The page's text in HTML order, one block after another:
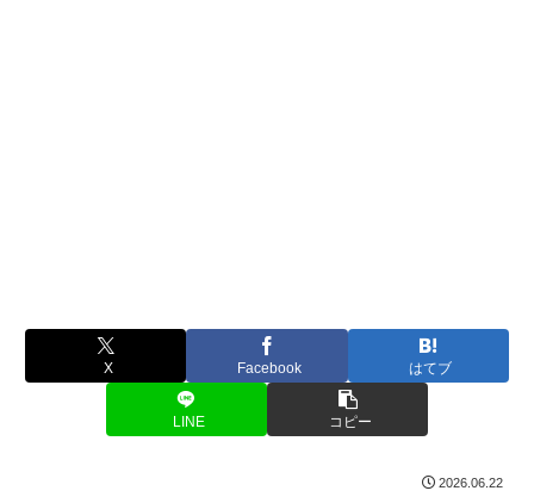
X Facebook はてブ
LINE コピー
2026.06.22